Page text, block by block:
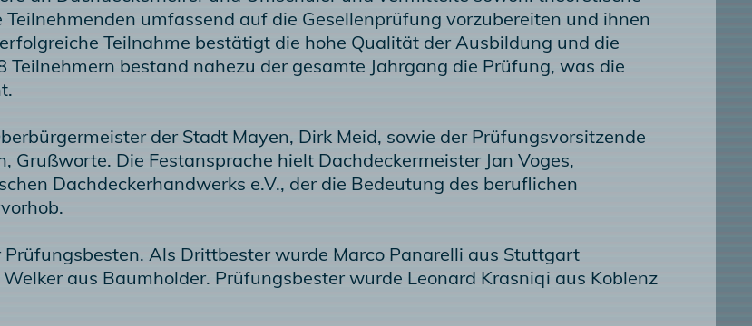
umfassend auf die Gesellenprüfung vorzubereiten und ihnen
Teilnahme bestätigt die hohe Qualität der Ausbildung und die
bestand nahezu der gesamte Jahrgang die Prüfung, was die
der Stadt Mayen, Dirk Meid, sowie der Prüfungsvorsitzende
Grußworte. Die Festansprache hielt Dachdeckermeister Jan Voges,
Dachdeckerhandwerks e.V., der die Bedeutung des beruflichen
Als Drittbester wurde Marco Panarelli aus Stuttgart
aus Baumholder. Prüfungsbester wurde Leonard Krasniqi aus Koblenz